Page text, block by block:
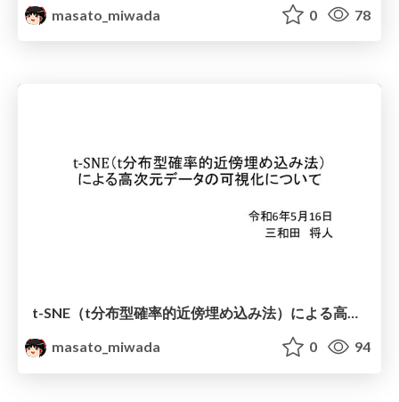
masato_miwada
0 78
t-SNE（t分布型確率的近傍埋め込み法）による高次元データの可視化について
masato_miwada
0 94